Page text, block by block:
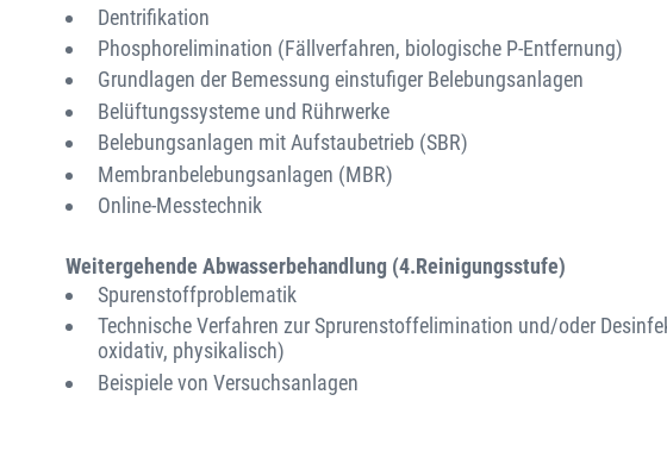
Dentrifikation
Phosphorelimination (Fällverfahren, biologische P-Entfernung)
Grundlagen der Bemessung einstufiger Belebungsanlagen
Belüftungssysteme und Rührwerke
Belebungsanlagen mit Aufstaubetrieb (SBR)
Membranbelebungsanlagen (MBR)
Online-Messtechnik
Weitergehende Abwasserbehandlung (4.Reinigungsstufe)
Spurenstoffproblematik
Technische Verfahren zur Sprurenstoffelimination und/oder
oxidativ, physikalisch)
Beispiele von Versuchsanlagen